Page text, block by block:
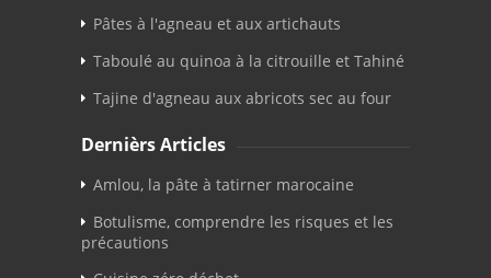
Pâtes à l'agneau et aux artichauts
Taboulé au quinoa à la citrouille et Tahiné
Tajine d'agneau aux abricots sec au four
Dernièrs Articles
Amlou, la pâte à tatirner marocaine
Botulisme, comprendre les risques et les
précautions